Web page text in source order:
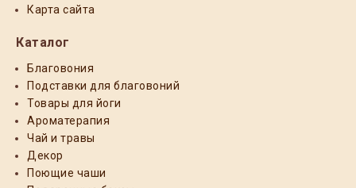
Карта сайта
Каталог
Благовония
Подставки для благовоний
Товары для йоги
Ароматерапия
Чай и травы
Декор
Поющие чаши